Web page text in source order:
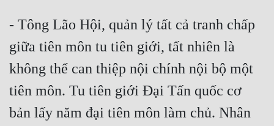
- Tông Lão Hội, quản lý tất cả tranh chấp
giữa tiên môn tu tiên giới, tất nhiên là
không thể can thiệp nội chính nội bộ một
tiên môn. Tu tiên giới Đại Tấn quốc cơ
bản lấy năm đại tiên môn làm chủ. Nhân